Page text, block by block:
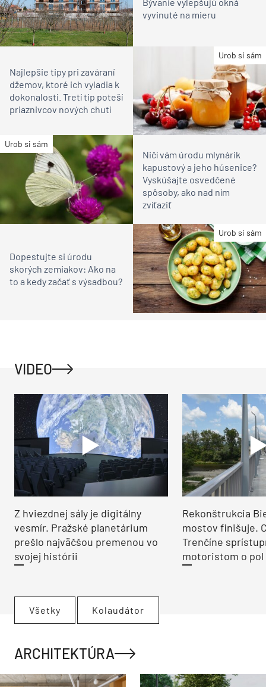
vyvinuté na mieru
Urob si sám
Najlepšie tipy pri zaváraní
džemov, ktoré ich vyladia k
dokonalosti. Tretí tip poteší
priaznivcov nových chutí
Urob si sám
Ničí vám úrodu mlynárik
kapustový a jeho húsenice?
Vyskúšajte osvedčené
spôsoby, ako nad ním
zvíťaziť
Urob si sám
Dopestujte si úrodu
skorých zemiakov: Ako na
to a kedy začať s výsadbou?
VIDEO
Z hviezdnej sály je digitálny
vesmír. Pražské planetárium
prešlo najväčšou premenou vo
svojej histórii
Rekonštrukcia
mostov finišuje.
Trenčíne
motoristom o pol
Všetky Kolaudátor
ARCHITEKTÚRA